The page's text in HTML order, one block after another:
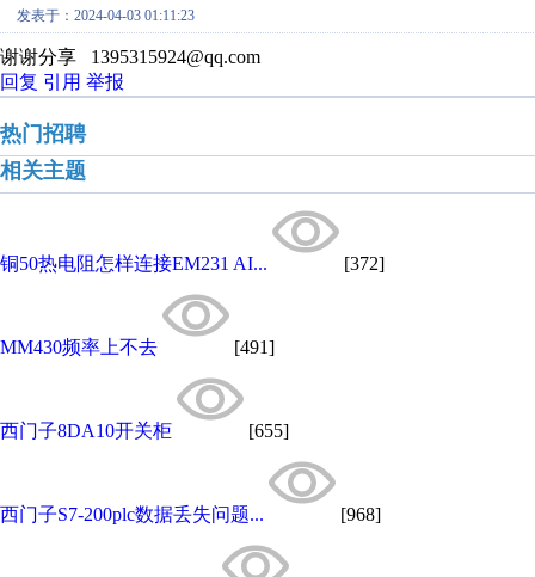
发表于：2024-04-03 01:11:23
谢谢分享 1395315924@qq.com
回复 引用 举报
热门招聘
相关主题
铜50热电阻怎样连接EM231 AI... [372]
MM430频率上不去 [491]
西门子8DA10开关柜 [655]
西门子S7-200plc数据丢失问题... [968]